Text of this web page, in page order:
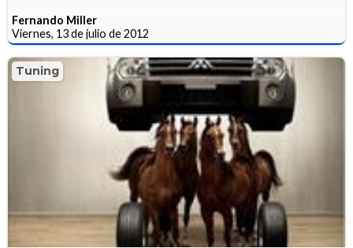
Fernando Miller
Viernes, 13 de julio de 2012
Tuning